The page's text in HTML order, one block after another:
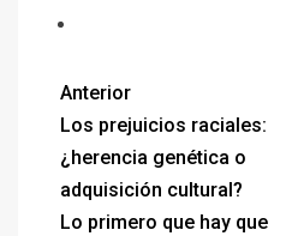
Anterior
Los prejuicios raciales:
¿herencia genética o
adquisición cultural?
Lo primero que hay que